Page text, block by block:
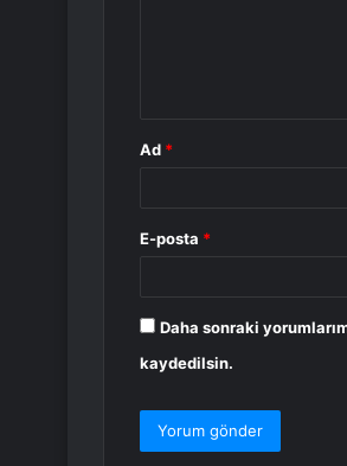
Ad *
E-posta *
Daha sonraki
kaydedilsin.